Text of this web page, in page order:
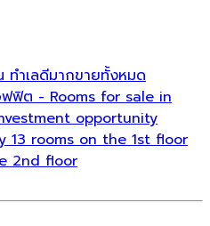
ำเลดีมากขายทั้งหมด
ฟฟิต - Rooms for sale in
opportunity
13 rooms on the 1st floor
2nd floor